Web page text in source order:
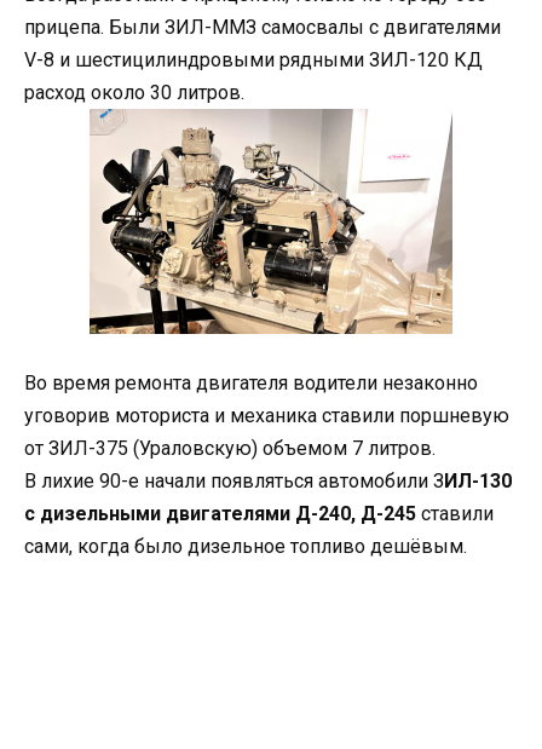
прицепа. Были ЗИЛ-ММЗ самосвалы с двигателями
V-8 и шестицилиндровыми рядными ЗИЛ-120 КД
расход около 30 литров.
Во время ремонта двигателя водители незаконно
уговорив моториста и механика ставили поршневую
от ЗИЛ-375 (Ураловскую) объемом 7 литров.
В лихие 90-е начали появляться автомобили ЗИЛ-130
с дизельными двигателями Д-240, Д-245 ставили
сами, когда было дизельное топливо дешёвым.